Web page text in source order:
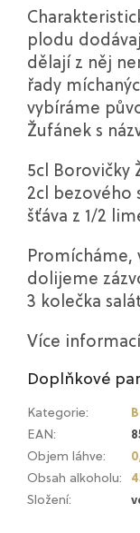
plodu
dělají z něj
řady
vybíráme
Žufánek s
5cl Borovičky
2cl bezového
šťáva z 1/2
Promícháme,
dolijeme
3 kolečka
Více
Doplňkové
Kategorie:
EAN:
Objem láhve:
Obsah alkoholu:
Složení: